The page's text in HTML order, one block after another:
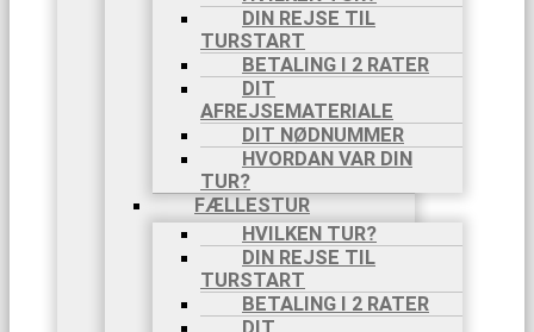
DIN REJSE TIL
TURSTART
BETALING I 2 RATER
DIT
AFREJSEMATERIALE
DIT NØDNUMMER
HVORDAN VAR DIN
TUR?
FÆLLESTUR
HVILKEN TUR?
DIN REJSE TIL
TURSTART
BETALING I 2 RATER
DIT
18/10-
25/10
TURE PÅ EGEN HÅND
OM TURE PÅ
EGEN HÅND
SE TURE PÅ
EGEN HÅND
PILGRIMSVANDRINGER
CAMINO
FRANCES
CAMINO
PORTUGUES
VIA DI
FRANCESCO